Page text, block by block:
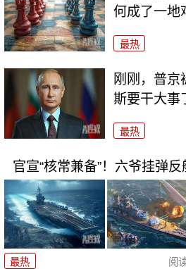
何成了一地
最热
刚刚，普京
斯要干大事
最热
官宣“核常兼备”！六爷挂弹
最热 阅